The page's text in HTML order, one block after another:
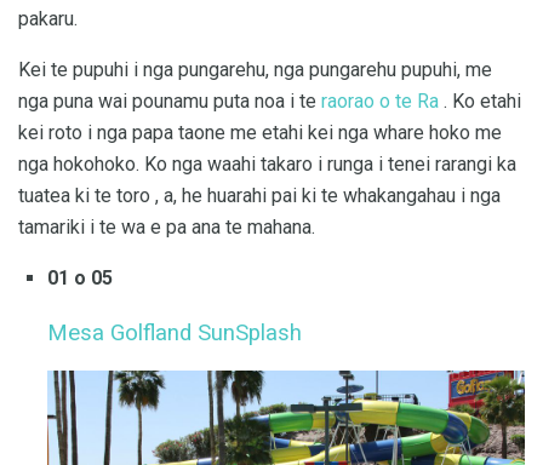
pakaru.
Kei te pupuhi i nga pungarehu, nga pungarehu pupuhi, me
nga puna wai pounamu puta noa i te raorao o te Ra . Ko etahi
kei roto i nga papa taone me etahi kei nga whare hoko me
nga hokohoko. Ko nga waahi takaro i runga i tenei rarangi ka
tuatea ki te toro , a, he huarahi pai ki te whakangahau i nga
tamariki i te wa e pa ana te mahana.
01 o 05
Mesa Golfland SunSplash